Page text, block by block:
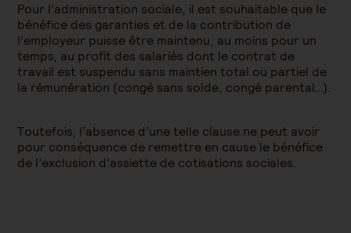
Pour l’administration sociale, il est souhaitable que le
bénéfice des garanties et de la contribution de
l’employeur puisse être maintenu, au moins pour un
temps, au profit des salariés dont le contrat de
travail est suspendu sans maintien total ou partiel de
la rémunération (congé sans solde, congé parental…).
Toutefois, l’absence d’une telle clause ne peut avoir
pour conséquence de remettre en cause le bénéfice
de l’exclusion d’assiette de cotisations sociales.